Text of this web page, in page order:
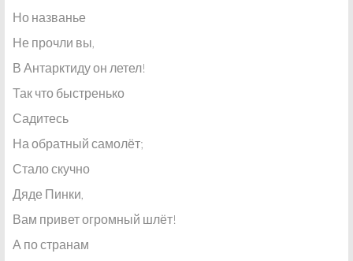
Но названье
Не прочли вы,
В Антарктиду он летел!
Так что быстренько
Садитесь
На обратный самолёт;
Стало скучно
Дяде Пинки,
Вам привет огромный шлёт!
А по странам